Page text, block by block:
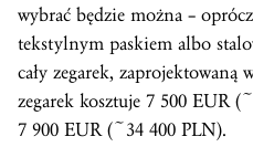
wybrać będzie można –
tekstylnym paskiem albo
cały zegarek,
zegarek kosztuje 7 500 EUR
7 900 EUR (~34 400 PLN).